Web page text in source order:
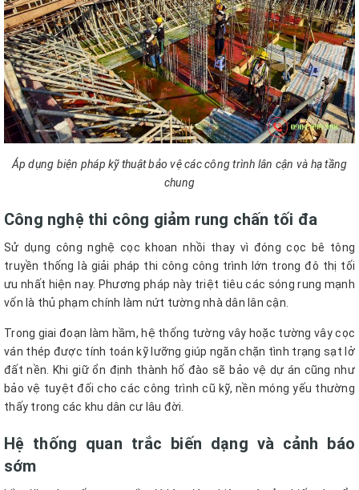
Áp dụng biện pháp kỹ thuật bảo vệ các công trình lân cận và hạ tầng
chung
Công nghệ thi công giảm rung chấn tối đa
Sử dụng công nghệ cọc khoan nhồi thay vì đóng cọc bê tông
truyền thống là giải pháp thi công công trình lớn trong đô thị tối
ưu nhất hiện nay. Phương pháp này triệt tiêu các sóng rung mạnh
vốn là thủ phạm chính làm nứt tường nhà dân lân cận.
Trong giai đoạn làm hầm, hệ thống tường vây hoặc tường vây cọc
ván thép được tính toán kỹ lưỡng giúp ngăn chặn tình trạng sạt lở
đất nền. Khi giữ ổn định thành hố đào sẽ bảo vệ dự án cũng như
bảo vệ tuyệt đối cho các công trình cũ kỹ, nền móng yếu thường
thấy trong các khu dân cư lâu đời.
Hệ thống quan trắc biến dạng và cảnh báo
sớm